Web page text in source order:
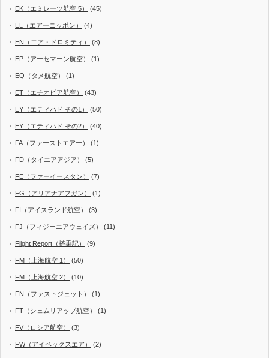
EK（エミレーツ航空 5） (45)
EL（エアーニッポン） (4)
EN（エア・ドロミティ） (8)
EP（アーセマーン航空） (1)
EQ（タメ航空） (1)
ET（エチオピア航空） (43)
EY（エティハド その1） (50)
EY（エティハド その2） (40)
FA（ファーストエアー） (1)
FD（タイエアアジア） (5)
FE（ファーイースタン） (7)
FG（アリアナアフガン） (1)
FI（アイスランド航空） (3)
FJ（フィジーエアウェイズ） (11)
Flight Report（搭乗記） (9)
FM（上海航空 1） (50)
FM（上海航空 2） (10)
FN（ファストジェット） (1)
FT（シェムリアップ航空） (1)
FV（ロシア航空） (3)
FW（アイベックスエア） (2)